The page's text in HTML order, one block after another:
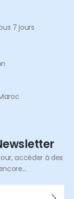
7 jours
accéder à des